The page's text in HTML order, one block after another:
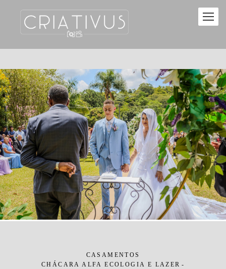
CASAMENTOS
CHÁCARA ALFA ECOLOGIA E LAZER